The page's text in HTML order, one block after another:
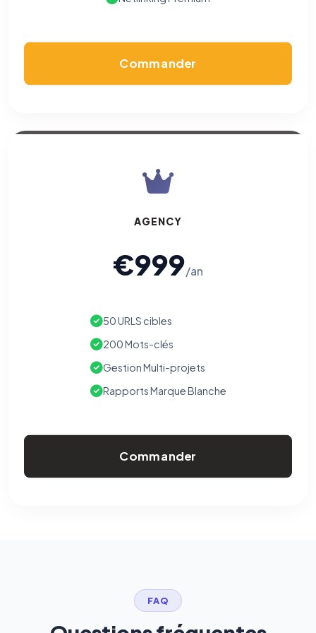
Commander
AGENCY
€999/an
50 URLS cibles
200 Mots-clés
Gestion Multi-projets
Rapports Marque Blanche
Commander
FAQ